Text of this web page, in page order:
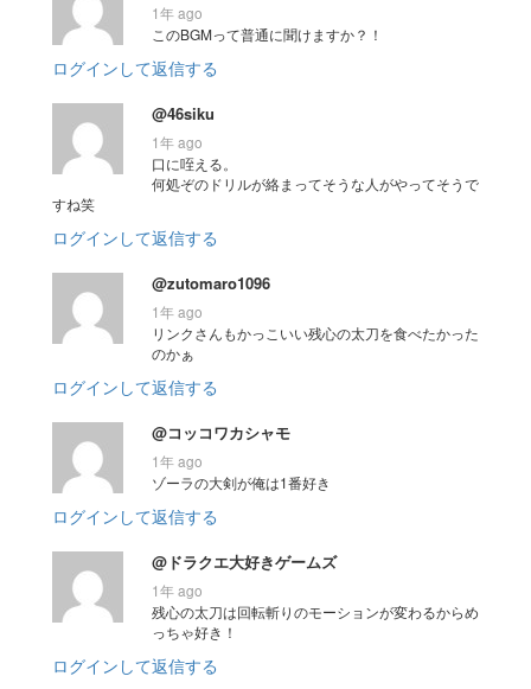
1年 ago
このBGMって普通に聞けますか？！
ログインして返信する
@46siku
1年 ago
口に咥える。
何処ぞのドリルが絡まってそうな人がやってそうで
すね笑
ログインして返信する
@zutomaro1096
1年 ago
リンクさんもかっこいい残心の太刀を食べたかった
のかぁ
ログインして返信する
@コッコワカシャモ
1年 ago
ゾーラの大剣が俺は1番好き
ログインして返信する
@ドラクエ大好きゲームズ
1年 ago
残心の太刀は回転斬りのモーションが変わるからめ
っちゃ好き！
ログインして返信する